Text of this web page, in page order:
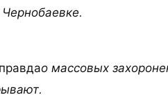
о массовых